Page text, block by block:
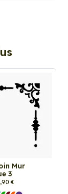
Mur
3
€